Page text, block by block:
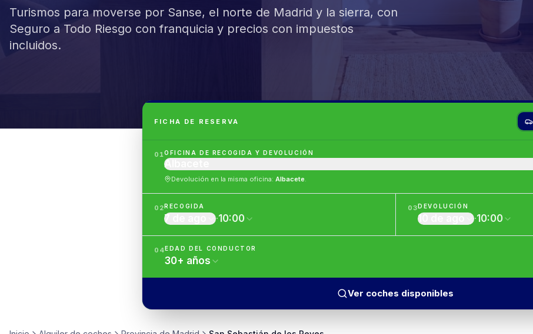
Turismos para moverse por Sanse, el norte de Madrid y la sierra, con
Seguro a Todo Riesgo con franquicia y precios con impuestos
incluidos.
FICHA DE RESERVA
01OFICINA DE RECOGIDA Y DEVOLUCIÓN
Albacete
Devolución en la misma oficina:Albacete.
02RECOGIDA
7 de ago ·10:00
03DEVOLUCIÓN
10 de ago ·10:00
04EDAD DEL CONDUCTOR
30+ años
Ver coches disponibles